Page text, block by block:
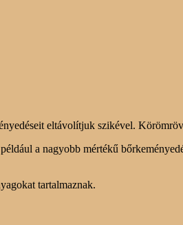
eltávolítjuk szikével.
a nagyobb mértékű
tartalmaznak.